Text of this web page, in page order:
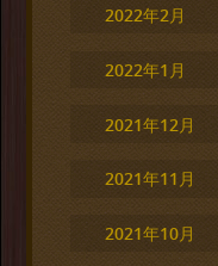
2022年2月
2022年1月
2021年12月
2021年11月
2021年10月